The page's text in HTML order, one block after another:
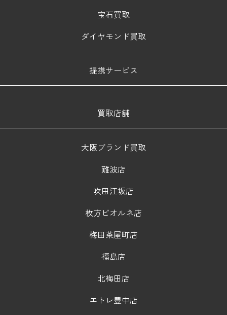
宝石買取
ダイヤモンド買取
提携サービス
買取店舗
大阪ブランド買取
難波店
吹田江坂店
枚方ビオルネ店
梅田茶屋町店
福島店
北梅田店
エトレ豊中店